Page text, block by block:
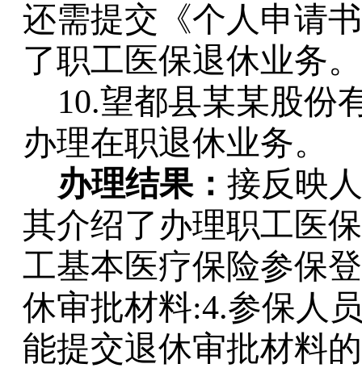
还需提交《个人申请
了职工医保退休业务。
10.望都县某某股份
办理在职退休业务。
办理结果： 接反映
其介绍了办理职工医
工基本医疗保险参保
休审批材料:4.参保人
能提交退休审批材料